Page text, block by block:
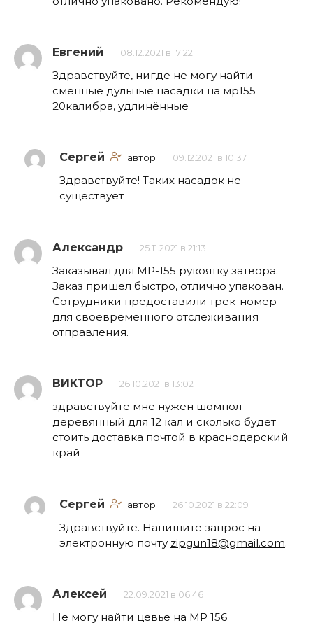
Евгений 08.12.2021 в 17:22
Здравствуйте, нигде не могу найти
сменные дульные насадки на мр155
20калибра, удлинённые
Сергей автор 09.12.2021 в 10:37
Здравствуйте! Таких насадок не
существует
Александр 25.11.2021 в 21:13
Заказывал для МР-155 рукоятку затвора.
Заказ пришел быстро, отлично упакован.
Сотрудники предоставили трек-номер
для своевременного отслеживания
отправления.
ВИКТОР 26.10.2021 в 13:02
здравствуйте мне нужен шомпол
деревянный для 12 кал и сколько будет
стоить доставка почтой в краснодарский
край
Сергей автор 26.10.2021 в 22:09
Здравствуйте. Напишите запрос на
электронную почту zipgun18@gmail.com.
Алексей 22.09.2021 в 06:46
Не могу найти цевье на МР 156